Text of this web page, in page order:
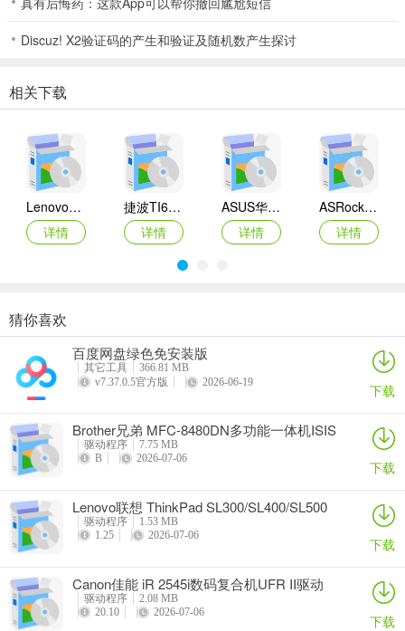
Discuz! X2验证码的产生和验证及随机数产生探讨
相关下载
Lenovo联想 Ideapad Z465/Z565系列笔记本 声卡驱动
详情
捷波TI61AG-A主板BIOS
详情
ASUS华硕F1A55-M LX3 R2.0主板BIOS
详情
ASRock华擎IMB-A160主板BIOS
详情
奥睿科PAS3062-2E/PAS3062-2S/PAS3064-2S2E系列扩展卡驱动
详情
Canon佳能 PowerShot A310 WIA驱动
详情
AMD Mobility Radeon HD 2000/HD 3000/HD 4000/HD 5000系列移动显卡催化剂驱动
映泰Hi-Fi H77S 5.x主板BIOS
猜你喜欢
百度网盘绿色免安装版
其它工具
366.81 MB
v7.37.0.5官方版
2026-06-19 下载
Brother兄弟 MFC-8480DN多功能一体机ISIS
驱动
驱动程序
7.75 MB
B
2026-07-06 下载
Lenovo联想 ThinkPad SL300/SL400/SL500
笔记本BIOS
驱动程序
1.53 MB
1.25
2026-07-06 下载
Canon佳能 iR 2545i数码复合机UFR II驱动
驱动程序
2.08 MB
20.10
2026-07-06 下载